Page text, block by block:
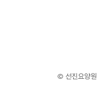
© 선진요양원